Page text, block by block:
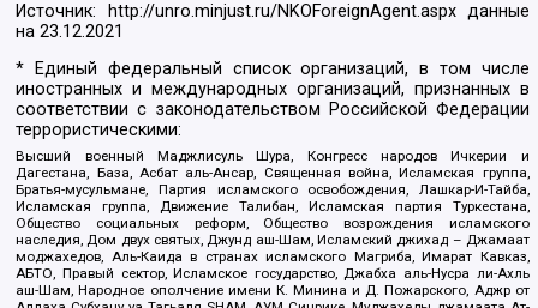
Источник: http://unro.minjust.ru/NKOForeignAgent.aspxданные
на23.12.2021
* Единый федеральный список организаций, в том числе
иностранных и международных организаций, признанных в
соответствии с законодательством Российской Федерации
террористическими:
Высший военный Маджлисуль Шура, Конгресс народов Ичкерии и
Дагестана, База, Асбат аль-Ансар, Священная война, Исламская группа,
Братья-мусульмане, Партия исламского освобождения, Лашкар-И-Тайба,
Исламская группа, Движение Талибан, Исламская партия Туркестана,
Общество социальных реформ, Общество возрождения исламского
наследия, Дом двух святых, Джунд аш-Шам, Исламский джихад – Джамаат
моджахедов, Аль-Каида в странах исламского Магриба, Имарат Кавказ,
АБТО, Правый сектор, Исламское государство, Джабха аль-Нусра ли-Ахль
аш-Шам, Народное ополчение имени К. Минина и Д. Пожарского, Аджр от